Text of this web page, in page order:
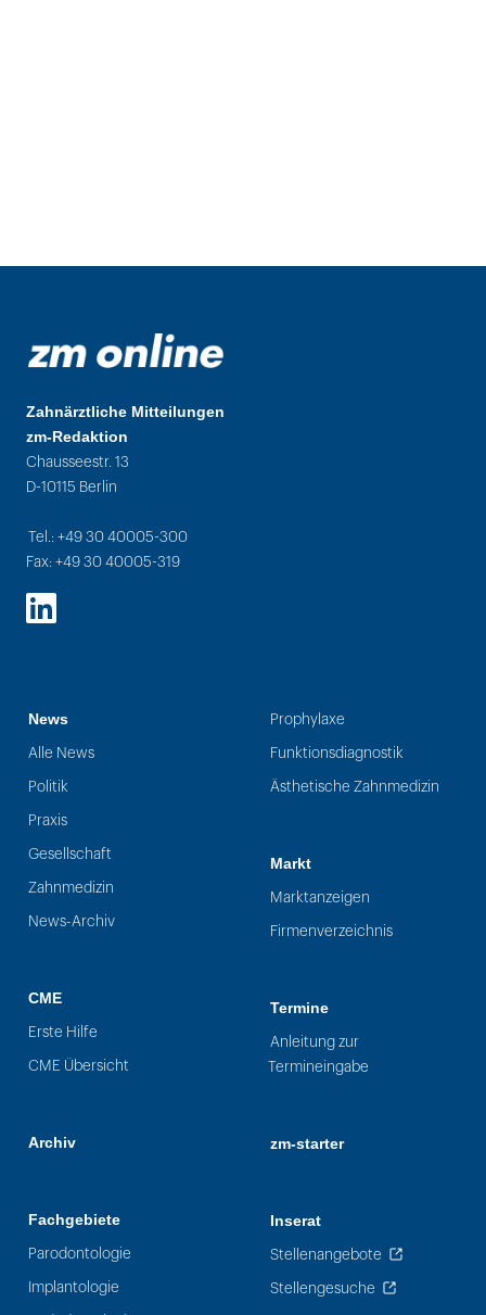
Zahnärztliche Mitteilungen
zm-Redaktion
Chausseestr. 13
D-10115 Berlin
Tel.: +49 30 40005-300
Fax: +49 30 40005-319
LinkedIn
News
Alle News
Politik
Praxis
Gesellschaft
Zahnmedizin
News-Archiv
CME
Erste Hilfe
CME Übersicht
Archiv
Fachgebiete
Parodontologie
Implantologie
Prophylaxe
Funktionsdiagnostik
Ästhetische Zahnmedizin
Markt
Marktanzeigen
Firmenverzeichnis
Termine
Anleitung zur
Termineingabe
zm-starter
Inserat
Stellenangebote
Stellengesuche